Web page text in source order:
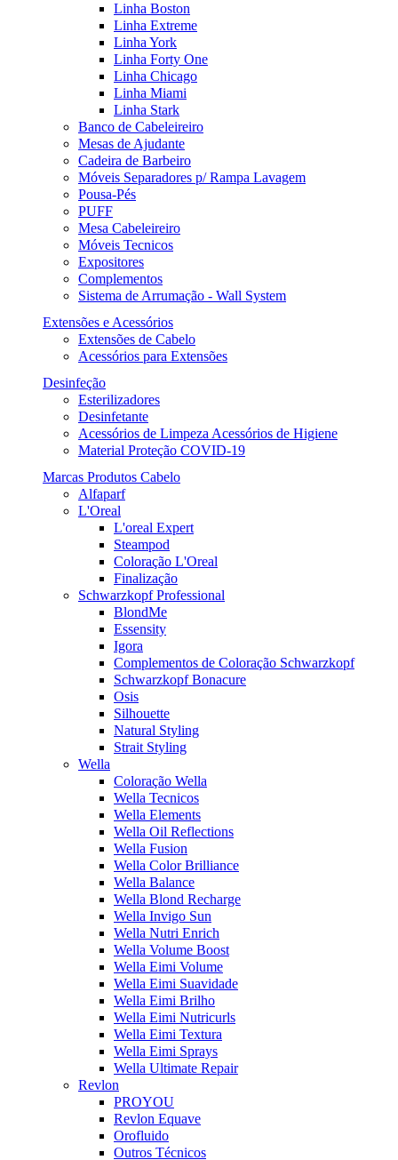
Linha Boston
Linha Extreme
Linha York
Linha Forty One
Linha Chicago
Linha Miami
Linha Stark
Banco de Cabeleireiro
Mesas de Ajudante
Cadeira de Barbeiro
Móveis Separadores p/ Rampa Lavagem
Pousa-Pés
PUFF
Mesa Cabeleireiro
Móveis Tecnicos
Expositores
Complementos
Sistema de Arrumação - Wall System
Extensões e Acessórios
Extensões de Cabelo
Acessórios para Extensões
Desinfeção
Esterilizadores
Desinfetante
Acessórios de Limpeza Acessórios de Higiene
Material Proteção COVID-19
Marcas Produtos Cabelo
Alfaparf
L'Oreal
L'oreal Expert
Steampod
Coloração L'Oreal
Finalização
Schwarzkopf Professional
BlondMe
Essensity
Igora
Complementos de Coloração Schwarzkopf
Schwarzkopf Bonacure
Osis
Silhouette
Natural Styling
Strait Styling
Wella
Coloração Wella
Wella Tecnicos
Wella Elements
Wella Oil Reflections
Wella Fusion
Wella Color Brilliance
Wella Balance
Wella Blond Recharge
Wella Invigo Sun
Wella Nutri Enrich
Wella Volume Boost
Wella Eimi Volume
Wella Eimi Suavidade
Wella Eimi Brilho
Wella Eimi Nutricurls
Wella Eimi Textura
Wella Eimi Sprays
Wella Ultimate Repair
Revlon
PROYOU
Revlon Equave
Orofluido
Outros Técnicos